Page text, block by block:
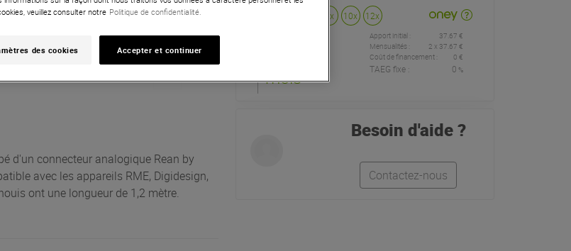
d'un connecteur analogique Rean by
avec les appareils RME, Digidesign,
ont une longueur de 1,2 mètre.
4x 10x 12x
mois
Apport initial :
37.67 €
Mensualités :
2 x 37.67 €
Coût de financement :
0 €
TAEG fixe : 0 %
Besoin d'aide ?
Contactez-nous
veuillez consulter notre Politique de confidentialité.
des cookies Accepter et continuer